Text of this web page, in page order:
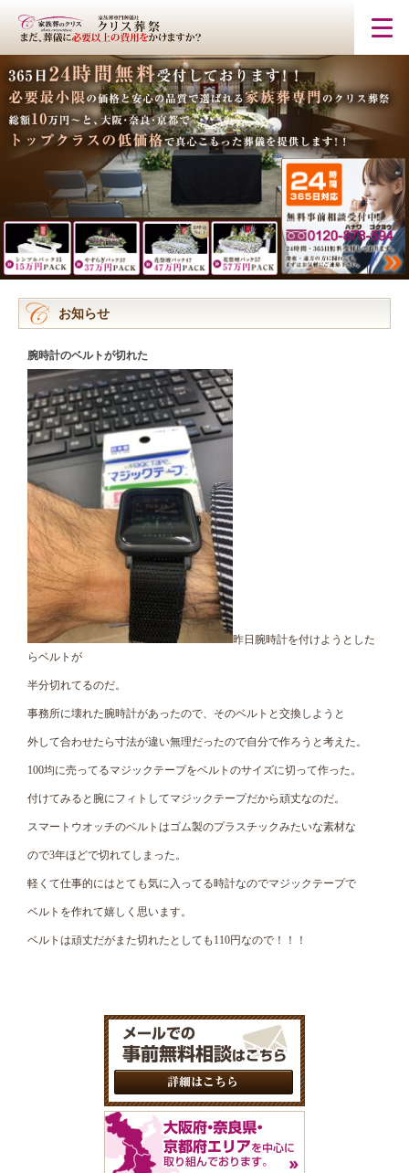
お知らせ
腕時計のベルトが切れた
昨日腕時計を付けようとした
らベルトが
半分切れてるのだ。
事務所に壊れた腕時計があったので、そのベルトと交換しようと
外して合わせたら寸法が違い無理だったので自分で作ろうと考えた。
100均に売ってるマジックテープをベルトのサイズに切って作った。
付けてみると腕にフィトしてマジックテープだから頑丈なのだ。
スマートウオッチのベルトはゴム製のプラスチックみたいな素材な
ので3年ほどで切れてしまった。
軽くて仕事的にはとても気に入ってる時計なのでマジックテープで
ベルトを作れて嬉しく思います。
ベルトは頑丈だがまた切れたとしても110円なので！！！